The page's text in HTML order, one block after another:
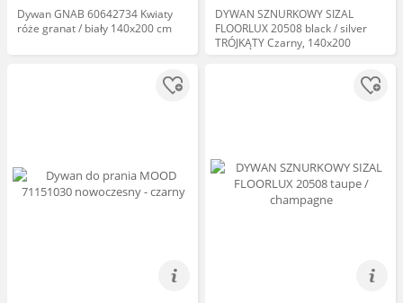
Dywan GNAB 60642734 Kwiaty
róże granat / biały 140x200 cm
DYWAN SZNURKOWY SIZAL
FLOORLUX 20508 black / silver
TRÓJKĄTY Czarny, 140x200